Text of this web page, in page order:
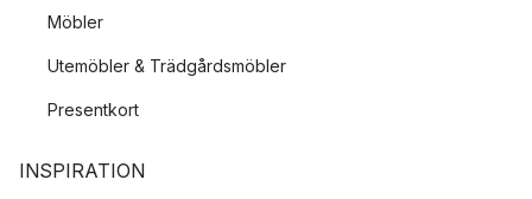
Möbler
Utemöbler & Trädgårdsmöbler
Presentkort
INSPIRATION